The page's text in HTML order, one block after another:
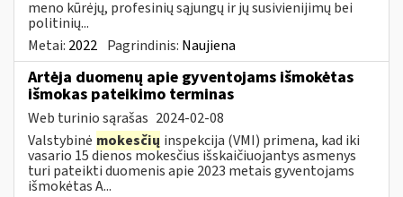
meno kūrėjų, profesinių sąjungų ir jų susivienijimų bei
politinių...
Metai: 2022 Pagrindinis: Naujiena
Artėja duomenų apie gyventojams išmokėtas
išmokas pateikimo terminas
Web turinio sąrašas 2024-02-08
Valstybinė mokesčių inspekcija (VMI) primena, kad iki
vasario 15 dienos mokesčius išskaičiuojantys asmenys
turi pateikti duomenis apie 2023 metais gyventojams
išmokėtas A...